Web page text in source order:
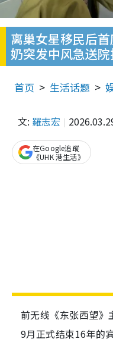
离巢女星移民后
奶突发中风急送
首页 生活话题
文: 羅志宏
在Google追蹤
《UHK 港生活》
前无线《东张西望
9月正式结束16年的